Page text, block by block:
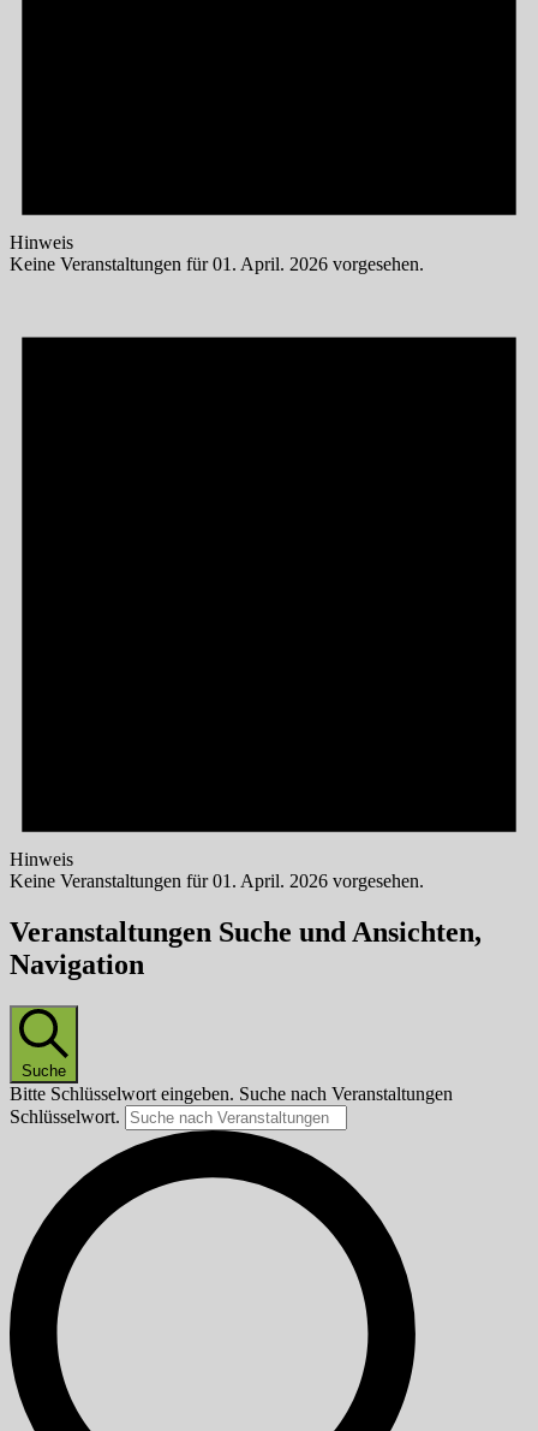
Hinweis
Keine Veranstaltungen für 01. April. 2026 vorgesehen.
Hinweis
Keine Veranstaltungen für 01. April. 2026 vorgesehen.
Veranstaltungen Suche und Ansichten,
Navigation
Suche
Bitte Schlüsselwort eingeben. Suche nach Veranstaltungen
Schlüsselwort.